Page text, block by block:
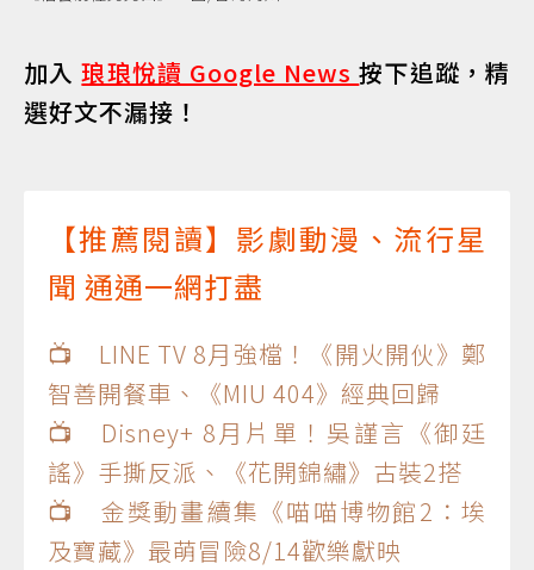
加入琅琅悅讀 Google News按下追蹤，精
選好文不漏接！
【推薦閱讀】影劇動漫、流行星
聞 通通一網打盡
📺 LINE TV 8月強檔！《開火開伙》鄭
智善開餐車、《MIU 404》經典回歸
📺 Disney+ 8月片單！吳謹言《御廷
謠》手撕反派、《花開錦繡》古裝2搭
📺 金獎動畫續集《喵喵博物館2：埃
及寶藏》最萌冒險8/14歡樂獻映